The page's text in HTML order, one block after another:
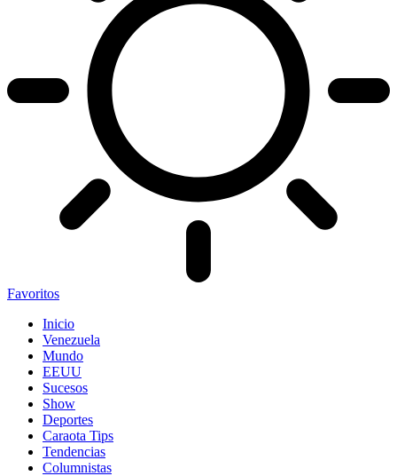
Favoritos
Inicio
Venezuela
Mundo
EEUU
Sucesos
Show
Deportes
Caraota Tips
Tendencias
Columnistas